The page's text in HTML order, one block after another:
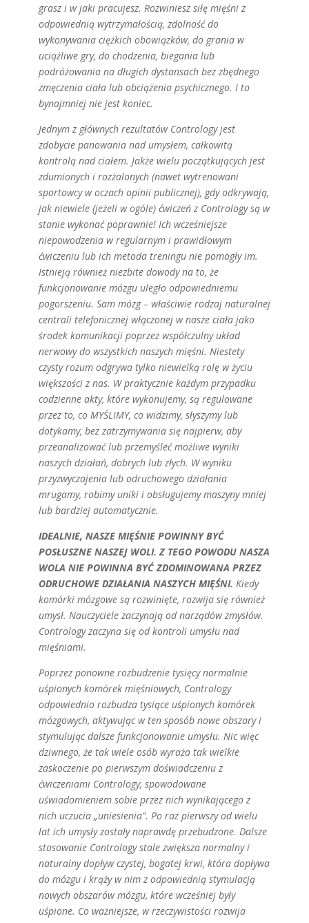
grasz i w jaki pracujesz. Rozwiniesz siłę mięśni z
odpowiednią wytrzymałością, zdolność do
wykonywania ciężkich obowiązków, do grania w
uciążliwe gry, do chodzenia, biegania lub
podróżowania na długich dystansach bez zbędnego
zmęczenia ciała lub obciążenia psychicznego. I to
bynajmniej nie jest koniec.
Jednym z głównych rezultatów Contrology jest
zdobycie panowania nad umysłem, całkowitą
kontrolą nad ciałem. Jakże wielu początkujących jest
zdumionych i rozżalonych (nawet wytrenowani
sportowcy w oczach opinii publicznej), gdy odkrywają,
jak niewiele (jeżeli w ogóle) ćwiczeń z Contrology są w
stanie wykonać poprawnie! Ich wcześniejsze
niepowodzenia w regularnym i prawidłowym
ćwiczeniu lub ich metoda treningu nie pomogły im.
Istnieją również niezbite dowody na to, że
funkcjonowanie mózgu uległo odpowiedniemu
pogorszeniu. Sam mózg – właściwie rodzaj naturalnej
centrali telefonicznej włączonej w nasze ciała jako
środek komunikacji poprzez współczulny układ
nerwowy do wszystkich naszych mięśni. Niestety
czysty rozum odgrywa tylko niewielką rolę w życiu
większości z nas. W praktycznie każdym przypadku
codzienne akty, które wykonujemy, są regulowane
przez to, co MYŚLIMY, co widzimy, słyszymy lub
dotykamy, bez zatrzymywania się najpierw, aby
przeanalizować lub przemyśleć możliwe wyniki
naszych działań, dobrych lub złych. W wyniku
przyzwyczajenia lub odruchowego działania
mrugamy, robimy uniki i obsługujemy maszyny mniej
lub bardziej automatycznie.
IDEALNIE, NASZE MIĘŚNIE POWINNY BYĆ
POSŁUSZNE NASZEJ WOLI. Z TEGO POWODU NASZA
WOLA NIE POWINNA BYĆ ZDOMINOWANA PRZEZ
ODRUCHOWE DZIAŁANIA NASZYCH MIĘŚNI. Kiedy
komórki mózgowe są rozwinięte, rozwija się również
umysł. Nauczyciele zaczynają od narządów zmysłów.
Contrology zaczyna się od kontroli umysłu nad
mięśniami.
Poprzez ponowne rozbudzenie tysięcy normalnie
uśpionych komórek mięśniowych, Contrology
odpowiednio rozbudza tysiące uśpionych komórek
mózgowych, aktywując w ten sposób nowe obszary i
stymulując dalsze funkcjonowanie umysłu. Nic więc
dziwnego, że tak wiele osób wyraża tak wielkie
zaskoczenie po pierwszym doświadczeniu z
ćwiczeniami Contrology, spowodowane
uświadomieniem sobie przez nich wynikającego z
nich uczucia „uniesienia”. Po raz pierwszy od wielu
lat ich umysły zostały naprawdę przebudzone. Dalsze
stosowanie Contrology stale zwiększa normalny i
naturalny dopływ czystej, bogatej krwi, która dopływa
do mózgu i krąży w nim z odpowiednią stymulacją
nowych obszarów mózgu, które wcześniej były
uśpione. Co ważniejsze, w rzeczywistości rozwija